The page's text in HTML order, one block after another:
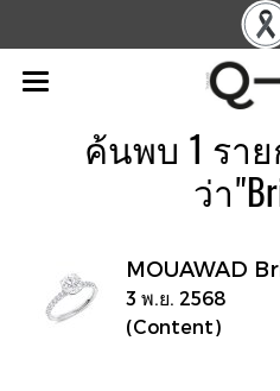
ค้นพบ 1 รา
ว่า
MOUAWAD
3 พ.ย. 2568
(Content)